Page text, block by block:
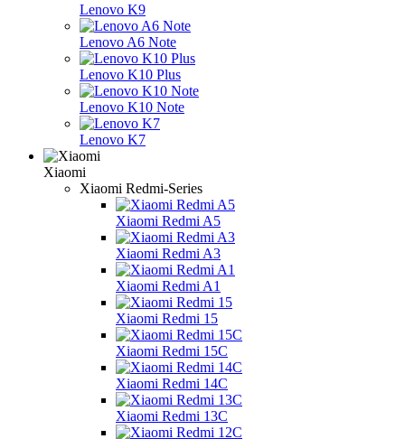
Lenovo K9
Lenovo A6 Note
Lenovo K10 Plus
Lenovo K10 Note
Lenovo K7
Xiaomi
Xiaomi Redmi-Series
Xiaomi Redmi A5
Xiaomi Redmi A3
Xiaomi Redmi A1
Xiaomi Redmi 15
Xiaomi Redmi 15C
Xiaomi Redmi 14C
Xiaomi Redmi 13C